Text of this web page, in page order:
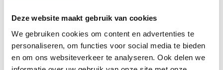
Deze website maakt gebruik van cookies
We gebruiken cookies om content en advertenties te
personaliseren, om functies voor social media te bieden
en om ons websiteverkeer te analyseren. Ook delen we
Temperatuurbereik voor gebruik
-20 BIS+60°C